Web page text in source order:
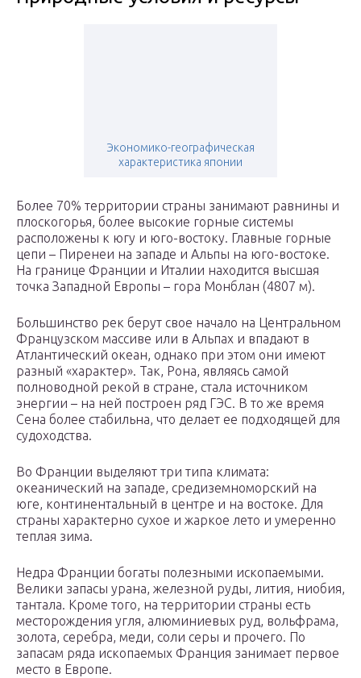
Экономико-географическая
характеристика японии
Более 70% территории страны занимают равнины и
плоскогорья, более высокие горные системы
расположены к югу и юго-востоку. Главные горные
цепи – Пиренеи на западе и Альпы на юго-востоке.
На границе Франции и Италии находится высшая
точка Западной Европы – гора Монблан (4807 м).
Большинство рек берут свое начало на Центральном
Французском массиве или в Альпах и впадают в
Атлантический океан, однако при этом они имеют
разный «характер». Так, Рона, являясь самой
полноводной рекой в стране, стала источником
энергии – на ней построен ряд ГЭС. В то же время
Сена более стабильна, что делает ее подходящей для
судоходства.
Во Франции выделяют три типа климата:
океанический на западе, средиземноморский на
юге, континентальный в центре и на востоке. Для
страны характерно сухое и жаркое лето и умеренно
теплая зима.
Недра Франции богаты полезными ископаемыми.
Велики запасы урана, железной руды, лития, ниобия,
тантала. Кроме того, на территории страны есть
месторождения угля, алюминиевых руд, вольфрама,
золота, серебра, меди, соли серы и прочего. По
запасам ряда ископаемых Франция занимает первое
место в Европе.